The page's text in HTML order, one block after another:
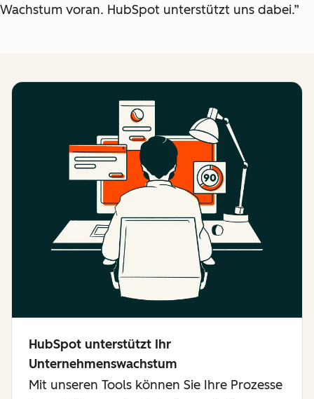
Wachstum voran. HubSpot unterstützt uns dabei.”
HubSpot unterstützt Ihr
Unternehmenswachstum
Mit unseren Tools können Sie Ihre Prozesse